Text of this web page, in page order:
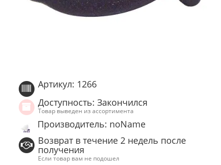
Артикул: 1266
Доступность: Закончился
Товар выведен из ассортимента
Производитель: noName
Возврат в течение 2 недель после
получения
Если товар вам не подошел